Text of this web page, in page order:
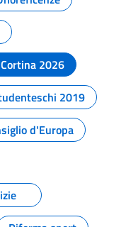
2026
2019
d'Europa